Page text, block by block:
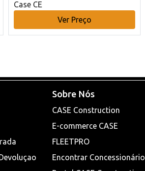
Case CE
Ver Preço
Sobre Nós
CASE Construction
E-commerce CASE
FLEETPRO
Encontrar Concessionário